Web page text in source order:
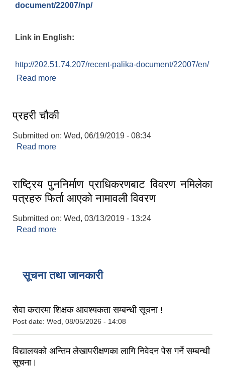
document/22007/np/
Link in English:
http://202.51.74.207/recent-palika-document/22007/en/
Read more
प्रहरी चौकी
Submitted on: Wed, 06/19/2019 - 08:34
Read more
राष्ट्रिय पुननिर्माण प्राधिकरणबाट विवरण नमिलेका
पत्रहरु फिर्ता आएको नामावली विवरण
Submitted on: Wed, 03/13/2019 - 13:24
Read more
सूचना तथा जानकारी
सेवा करारमा शिक्षक आवश्‍यकता सम्बन्धी सूचना !
Post date: Wed, 08/05/2026 - 14:08
विद्यालयको अन्तिम लेखापरीक्षणका लागि निवेदन पेस गर्ने सम्बन्धी
सूचना।